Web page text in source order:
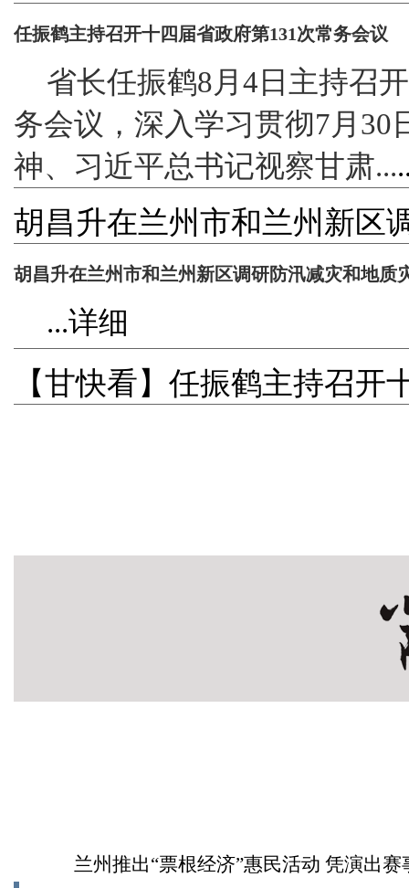
条例》 禁止向黄河干支流沿
任振鹤主持召开十四届省政府第131次常务会议
省长任振鹤8月4日主持召
务会议，深入学习贯彻7月30
神、习近平总书记视察甘肃...
胡昌升在兰州市和兰州新区
防治工作时强调 持续加大
监测预警和群众转移避险到
胡昌升在兰州市和兰州新区调研防汛减灾和地质
整治力度 确保监测预警和群众转移避险到位
...详细
【甘快看】任振鹤主持召开
兰州推出“票根经济”惠民活动 凭演出赛